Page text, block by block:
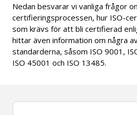
Nedan besvarar vi vanliga frågor
certifieringsprocessen, hur ISO-
som krävs för att bli certifierad
hittar även information om några
standarderna, såsom ISO 9001,
ISO 45001 och ISO 13485.